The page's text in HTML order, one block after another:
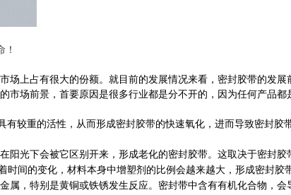
场上占有很大的份额。就目前的发展情况来看，密封胶带的发
市场前景，首要原因是很多行业都是分不开的，因为任何产品
有较重的活性，从而形成密封胶带的快速氧化，进而导致密封
阳光下会被它区别开来，形成老化的密封胶带。这取决于密封胶
间的变化，材料本身中增塑剂的比例会越来越大，形成密封胶
属，特别是黄铜或铁锈发生反应。密封带中含有有机化合物，